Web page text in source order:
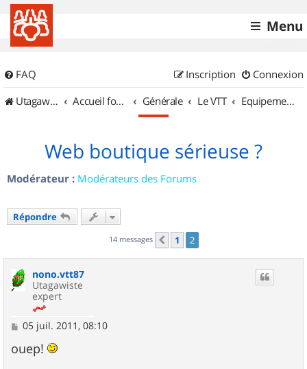
Menu
FAQ Connexion
Inscription
UtagawaVTT (Randos VTT et VTTAE avec traces GPS)
Accueil forum Générale Le VTT Equipements et Accessoires
Web boutique sérieuse ?
Modérateur : Modérateurs des Forums
Répondre
14 messages Précédent
1 2
nono.vtt87
Utagawiste
expert
M
s
s
05 juil. 2011, 08:10
ouep!